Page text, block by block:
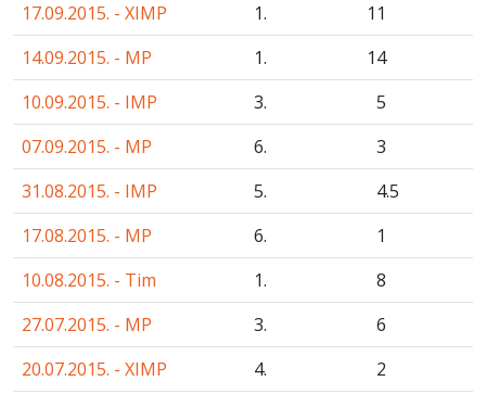
17.09.2015. - XIMP
1.
11
14.09.2015. - MP
1.
14
10.09.2015. - IMP
3.
5
07.09.2015. - MP
6.
3
31.08.2015. - IMP
5. 4.5
17.08.2015. - MP
6.
1
10.08.2015. - Tim
1.
8
27.07.2015. - MP
3.
6
20.07.2015. - XIMP
4.
2